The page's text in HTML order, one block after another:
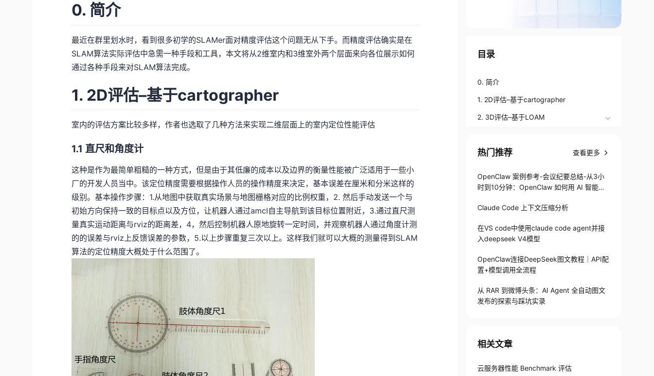
0. 简介
最近在群里划水时，看到很多初学的SLAMer面对精度评估这个问题无从下手。而精度评估确实是在
SLAM算法实际评估中急需一种手段和工具，本文将从2维室内和3维室外两个层面来向各位展示如何
通过各种手段来对SLAM算法完成。
1. 2D评估–基于cartographer
室内的评估方案比较多样，作者也选取了几种方法来实现二维层面上的室内定位性能评估
1.1 直尺和角度计
这种是作为最简单粗糙的一种方式，但是由于其低廉的成本以及边界的衡量性能被广泛适用于一些小
厂的开发人员当中。该定位精度需要根据操作人员的操作精度来决定，基本误差在厘米和分米这样的
级别。基本操作步骤：1.从地图中获取真实场景与地图栅格对应的比例权重，2. 然后手动发送一个与
初始方向保持一致的目标点以及方位，让机器人通过amcl自主导航到该目标位置附近，3.通过直尺测
量真实运动距离与rviz的距离差，4，然后控制机器人原地旋转一定时间，并观察机器人通过角度计测
的的误差与rviz上反馈误差的参数，5.以上步骤重复三次以上。这样我们就可以大概的测量得到SLAM
算法的定位精度大概处于什么范围了。
目录
0. 简介
1. 2D评估–基于cartographer
2. 3D评估–基于LOAM
热门推荐 查看更多
OpenClaw 案例参考-会议纪要总结-从3小
时到10分钟：OpenClaw 如何用 AI 智能体
Claude Code 上下文压缩分析
在VS code中使用claude code agent并接
入deepseek V4模型
OpenClaw连接DeepSeek图文教程｜API配
置+模型调用全流程
从 RAR 到微博头条：AI Agent 全自动图文
发布的探索与踩坑实录
相关文章
云服务器性能 Benchmark 评估